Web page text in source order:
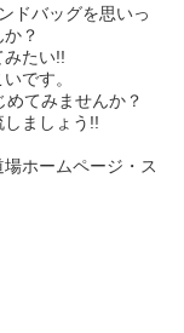
ドバッグを思いっ
？
たい!!
です。
てみませんか？
ましょう!!
ホームページ・ス